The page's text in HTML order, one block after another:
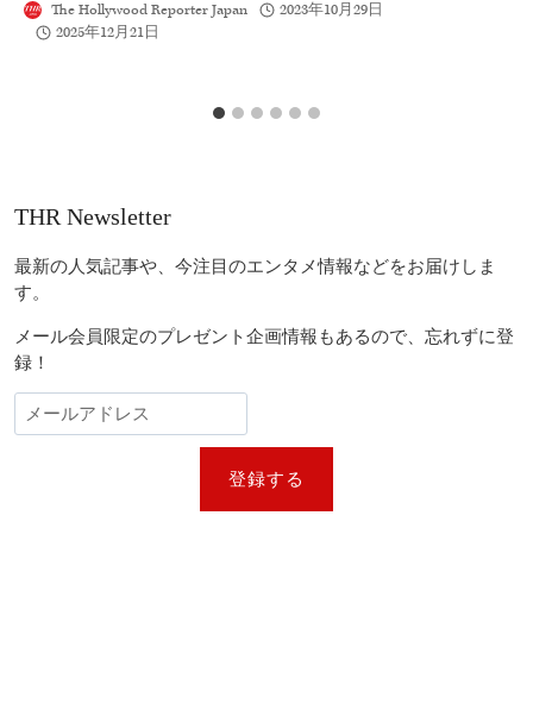
The Hollywood Reporter Japan
2023年10月29日
2025年12月21日
THR Newsletter
最新の人気記事や、今注目のエンタメ情報などをお届けしま
す。
メール会員限定のプレゼント企画情報もあるので、忘れずに登
録！
登録する